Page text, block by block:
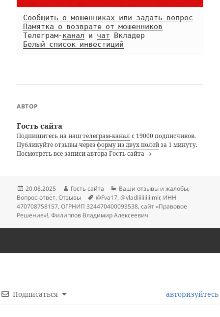
Сообщить о мошенниках или задать вопрос
Памятка о возврате от мошенников
Телеграм-канал и чат
Белый список инвестиций
АВТОР
Гость сайта
Подпишитесь на наштелеграм-каналс 19000 подписчиков.
Публикуйте отзывы черезформу из двух полейза 1 минуту.
Посмотреть все записи автора Гость сайта
Опубликовано
20.08.2025 Автор
Гость сайта Рубрики
Ваши отзывы и жалобы,
Вопрос-ответ,Отзывы Метки
@Fva17,@vladiiiiiiiiiimir, ИНН
470708758157,ОГРНИП 324470400093538,сайт «Правовое
Решение»!,Филиппов Владимир Алексеевич
Подписаться авторизуйтесь